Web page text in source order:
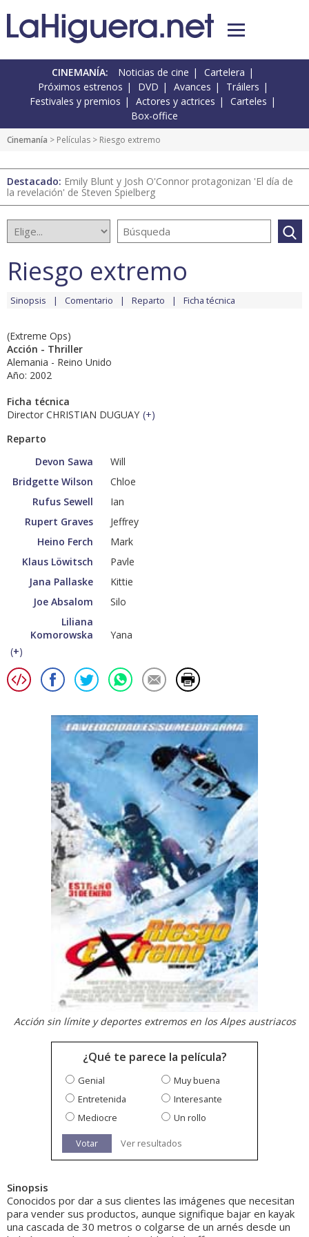
CINEMANÍA: Noticias de cine
Cartelera
Próximos estrenos
DVD Avances
Tráilers
Festivales y premios
Actores y actrices
Carteles
Box-office
Cinemanía > Películas > Riesgo extremo
Destacado: Emily Blunt y Josh O'Connor protagonizan 'El día de
la revelación' de Steven Spielberg
Riesgo extremo
Sinopsis Comentario Reparto Ficha técnica
(Extreme Ops)
Acción - Thriller
Alemania - Reino Unido
Año: 2002
Ficha técnica
Director CHRISTIAN DUGUAY (+)
Reparto
Devon Sawa
Will
Bridgette Wilson
Chloe
Rufus Sewell
Ian
Rupert Graves
Jeffrey
Heino Ferch
Mark
Klaus Löwitsch
Pavle
Jana Pallaske
Kittie
Joe Absalom
Silo
Liliana
Komorowska
Yana
(+)
Acción sin límite y deportes extremos en los Alpes austriacos
¿Qué te parece la película?
Genial
Muy buena
Entretenida
Interesante
Mediocre
Un rollo
Votar Ver resultados
Sinopsis
Conocidos por dar a sus clientes las imágenes que necesitan
para vender sus productos, aunque signifique bajar en kayak
una cascada de 30 metros o colgarse de un arnés desde un